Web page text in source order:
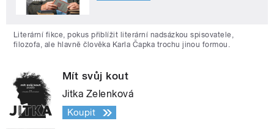
Literární fikce, pokus přiblížit literární nadsázkou spisovatele,
filozofa, ale hlavně člověka Karla Čapka trochu jinou formou.
Mít svůj kout
Jitka Zelenková
Koupit